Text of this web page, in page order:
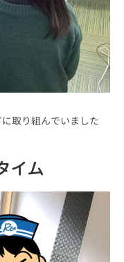
取り組んでいました
イム